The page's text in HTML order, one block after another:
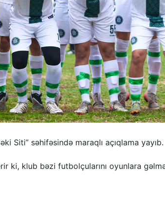
Siti” səhifəsində maraqlı açıqlama yayıb.
ki, klub bəzi futbolçularını oyunlara